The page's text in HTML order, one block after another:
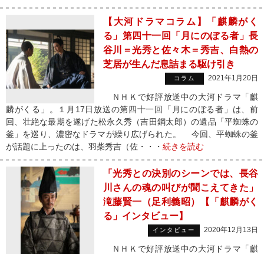
【大河ドラマコラム】「麒麟がく
る」第四十一回「月にのぼる者」長
谷川＝光秀と佐々木＝秀吉、白熱の
芝居が生んだ息詰まる駆け引き
コラム 2021年1月20日
ＮＨＫで好評放送中の大河ドラマ「麒
麟がくる」。１月17日放送の第四十一回「月にのぼる者」は、前
回、壮絶な最期を遂げた松永久秀（吉田鋼太郎）の遺品「平蜘蛛の
釜」を巡り、濃密なドラマが繰り広げられた。 今回、平蜘蛛の釜
が話題に上ったのは、羽柴秀吉（佐・・・ 続きを読む
「光秀との決別のシーンでは、長谷
川さんの魂の叫びが聞こえてきた」
滝藤賢一（足利義昭）【「麒麟がく
る」インタビュー】
インタビュー 2020年12月13日
ＮＨＫで好評放送中の大河ドラマ「麒